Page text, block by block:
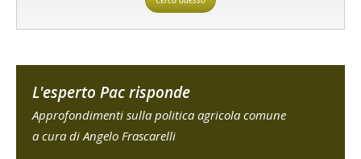
L'esperto Pac risponde
Approfondimenti sulla politica agricola comune
a cura di Angelo Frascarelli